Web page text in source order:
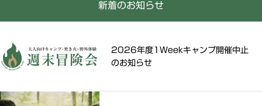
新着のお知らせ
2026年度1Weekキャンプ開催中止
のお知らせ